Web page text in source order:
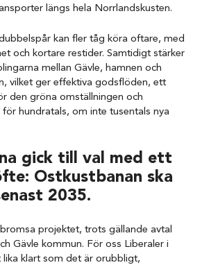
längs hela Norrlandskusten.
kan fler tåg köra oftare, med
och kortare restider. Samtidigt stärker
mellan Gävle, hamnen och
vilket ger effektiva godsflöden, ett
den gröna omställningen och
hundratals, om inte tusentals nya
gick till val med ett
Ostkustbanan ska
2035.
projektet, trots gällande avtal
Gävle kommun. För oss Liberaler i
lika klart som det är orubbligt,